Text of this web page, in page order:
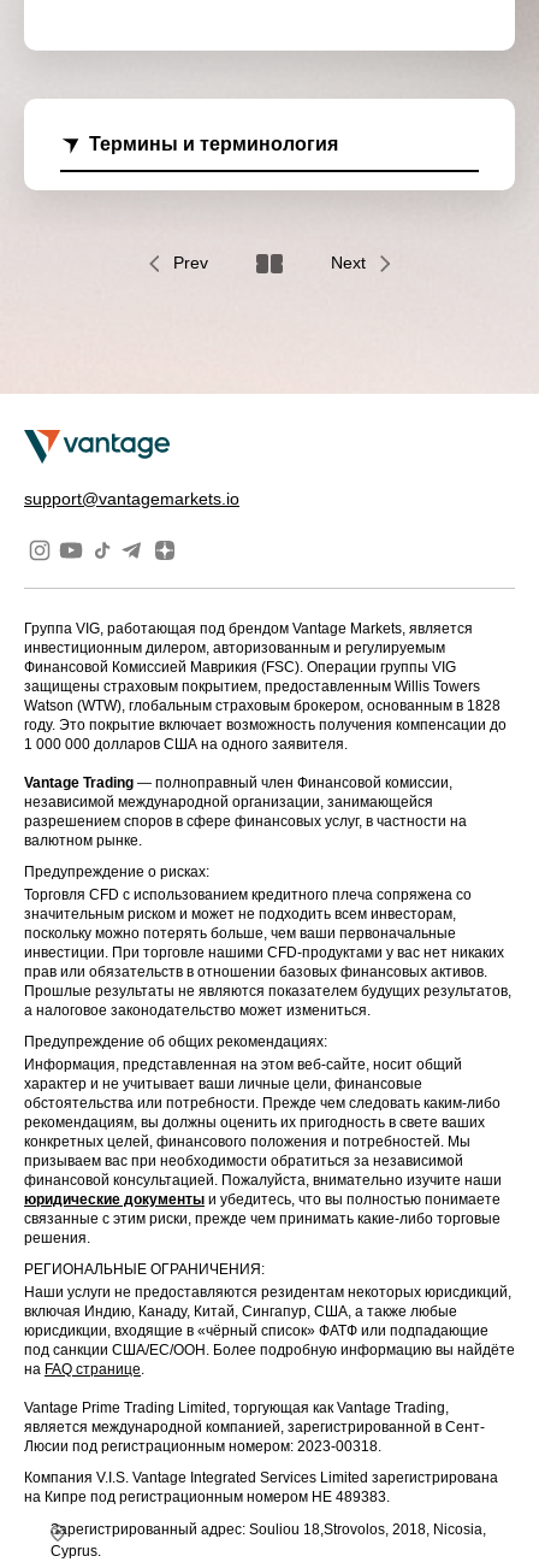
Термины и терминология
Prev Next
support@vantagemarkets.io
Группа VIG, работающая под брендом Vantage Markets, является
инвестиционным дилером, авторизованным и регулируемым
Финансовой Комиссией Маврикия (FSC). Операции группы VIG
защищены страховым покрытием, предоставленным Willis Towers
Watson (WTW), глобальным страховым брокером, основанным в 1828
году. Это покрытие включает возможность получения компенсации до
1 000 000 долларов США на одного заявителя.
Vantage Trading — полноправный член Финансовой комиссии,
независимой международной организации, занимающейся
разрешением споров в сфере финансовых услуг, в частности на
валютном рынке.
Предупреждение о рисках:
Торговля CFD с использованием кредитного плеча сопряжена со
значительным риском и может не подходить всем инвесторам,
поскольку можно потерять больше, чем ваши первоначальные
инвестиции. При торговле нашими CFD-продуктами у вас нет никаких
прав или обязательств в отношении базовых финансовых активов.
Прошлые результаты не являются показателем будущих результатов,
а налоговое законодательство может измениться.
Предупреждение об общих рекомендациях:
Информация, представленная на этом веб-сайте, носит общий
характер и не учитывает ваши личные цели, финансовые
обстоятельства или потребности. Прежде чем следовать каким-либо
рекомендациям, вы должны оценить их пригодность в свете ваших
конкретных целей, финансового положения и потребностей. Мы
призываем вас при необходимости обратиться за независимой
финансовой консультацией. Пожалуйста, внимательно изучите наши
юридические документы и убедитесь, что вы полностью понимаете
связанные с этим риски, прежде чем принимать какие-либо торговые
решения.
РЕГИОНАЛЬНЫЕ ОГРАНИЧЕНИЯ:
Наши услуги не предоставляются резидентам некоторых юрисдикций,
включая Индию, Канаду, Китай, Сингапур, США, а также любые
юрисдикции, входящие в «чёрный список» ФАТФ или подпадающие
под санкции США/ЕС/ООН. Более подробную информацию вы найдёте
на FAQ странице.
Vantage Prime Trading Limited, торгующая как Vantage Trading,
является международной компанией, зарегистрированной в Сент-
Люсии под регистрационным номером: 2023-00318.
Компания V.I.S. Vantage Integrated Services Limited зарегистрирована
на Кипре под регистрационным номером HE 489383.
Зарегистрированный адрес: Souliou 18,Strovolos, 2018, Nicosia,
Cyprus.